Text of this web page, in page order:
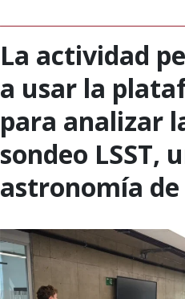
La actividad
a usar la
para analizar
sondeo LSST,
astronomía